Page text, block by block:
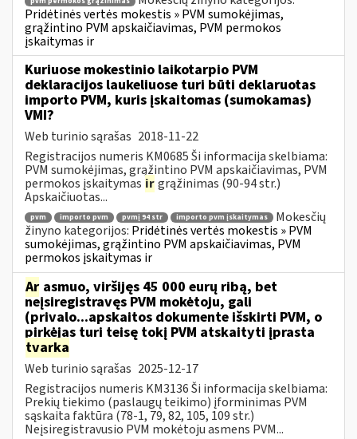
Pridėtinės vertės mokestis » PVM sumokėjimas,
grąžintino PVM apskaičiavimas, PVM permokos
įskaitymas ir
Kuriuose mokestinio laikotarpio PVM
deklaracijos laukeliuose turi būti deklaruotas
importo PVM, kuris įskaitomas (sumokamas)
VMI?
Web turinio sąrašas 2018-11-22
Registracijos numeris KM0685 Ši informacija skelbiama:
PVM sumokėjimas, grąžintino PVM apskaičiavimas, PVM
permokos įskaitymas irgrąžinimas (90-94 str.)
Apskaičiuotas...
pvm importo pvm pvmį 94 str importo pvm įskaitymas
Mokesčių
žinyno kategorijos: Pridėtinės vertės mokestis » PVM
sumokėjimas, grąžintino PVM apskaičiavimas, PVM
permokos įskaitymas ir
Ar asmuo, viršijęs 45 000 eurų ribą, bet
neįsiregistravęs PVM mokėtoju, gali
(privalo...apskaitos dokumente išskirti PVM, o
pirkėjas turi teisę tokį PVM atskaityti įprasta
tvarka
Web turinio sąrašas 2025-12-17
Registracijos numeris KM3136 Ši informacija skelbiama:
Prekių tiekimo (paslaugų teikimo) įforminimas PVM
sąskaita faktūra (78-1, 79, 82, 105, 109 str.)
Neįsiregistravusio PVM mokėtoju asmens PVM...